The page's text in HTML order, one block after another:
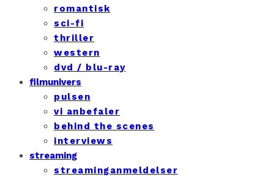
romantisk
sci-fi
thriller
western
dvd / blu-ray
filmunivers
pulsen
vi anbefaler
behind the scenes
interviews
streaming
streaminganmeldelser